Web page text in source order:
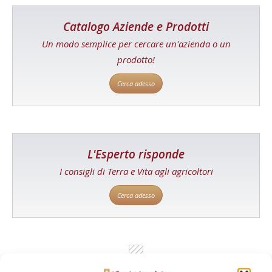
Catalogo Aziende e Prodotti
Un modo semplice per cercare un'azienda o un
prodotto!
Cerca adesso
L'Esperto risponde
I consigli di Terra e Vita agli agricoltori
Cerca adesso